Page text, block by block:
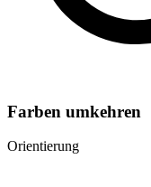
Farben umkehren
Orientierung